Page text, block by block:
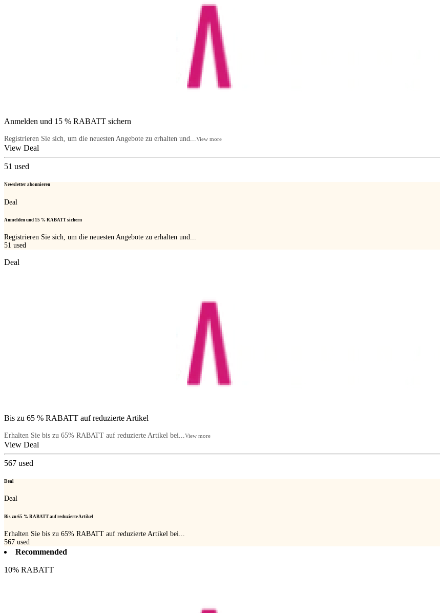
Anmelden und 15 % RABATT sichern
Registrieren Sie sich, um die neuesten Angebote zu erhalten und...View more
View Deal
51 used
Newsletter abonnieren
Deal
Anmelden und 15 % RABATT sichern
Registrieren Sie sich, um die neuesten Angebote zu erhalten und...
51 used
Deal
Bis zu 65 % RABATT auf reduzierte Artikel
Erhalten Sie bis zu 65% RABATT auf reduzierte Artikel bei...View more
View Deal
567 used
Deal
Deal
Bis zu 65 % RABATT auf reduzierte Artikel
Erhalten Sie bis zu 65% RABATT auf reduzierte Artikel bei...
567 used
Recommended
10% RABATT